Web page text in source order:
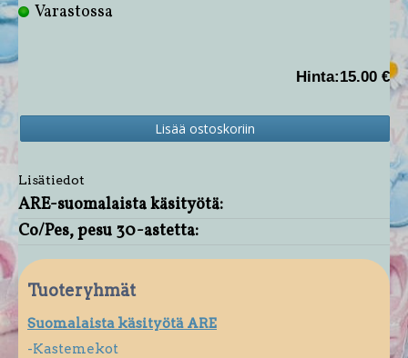
Varastossa
Hinta:15.00 €
Lisätiedot
ARE-suomalaista käsityötä:
Co/Pes, pesu 30-astetta:
Tuoteryhmät
Suomalaista käsityötä ARE
-Kastemekot